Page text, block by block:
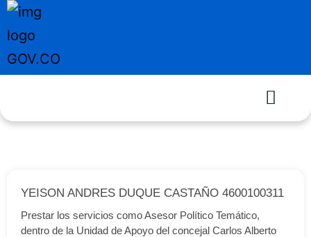
YEISON ANDRES DUQUE CASTAÑO 4600100311
Prestar los servicios como Asesor Político Temático,
dentro de la Unidad de Apoyo del concejal Carlos Alberto